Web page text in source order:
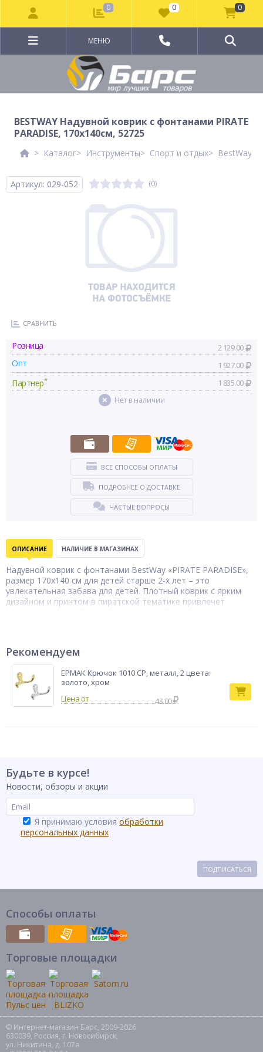
МЕНЮ
BESTWAY Надувной коврик с фонтанами PIRATE
PARADISE, 170x140см, 52725
Каталог Инструменты Спорт и отдых BestWay
Артикул: 029-052 (0)
СРАВНИТЬ
Розница 2 129.00
Опт 1 927.00
Партнер* 1 835.00
Нет в наличии
ВСЕ СПОСОБЫ ОПЛАТЫ
ПОДРОБНЕЕ О ДОСТАВКЕ
ЧАСТЫЕ ВОПРОСЫ
ОПИСАНИЕ НАЛИЧИЕ В МАГАЗИНАХ
Надувной коврик с фонтанами BestWay «PIRATE PARADISE»,
размер 170x140 см для детей старше 2-х лет – это
увлекательная забава для детей. Плотный коврик с ярким
дизайном и принтом в пиратской тематике привлечет
распылителем воды путем нажатия на специальные
площадки-педали для ног. Тонкие брызгающие струи воды
подарят приятную прохладу в жаркий день. Комплект
включает 4 маленьких мячика для игр. Для работы
распылителя нужно подсоединить коврик к садовому шлангу.
Бренд
Рекомендуем
ЕРМАК Крючок 1010 CP, металл, 2 цвета:
золото, хром
43.00
Будьте в курсе!
Новости, обзоры и акции
Я принимаю условия обработки
персональных данных
ПОДПИСАТЬСЯ
Способы оплаты
Торговые площадки
© Интернет-магазин Барс, 2009-2026
630039, Россия, г. Новосибирск,
ул. Никитина, д. 107а
0 0 0